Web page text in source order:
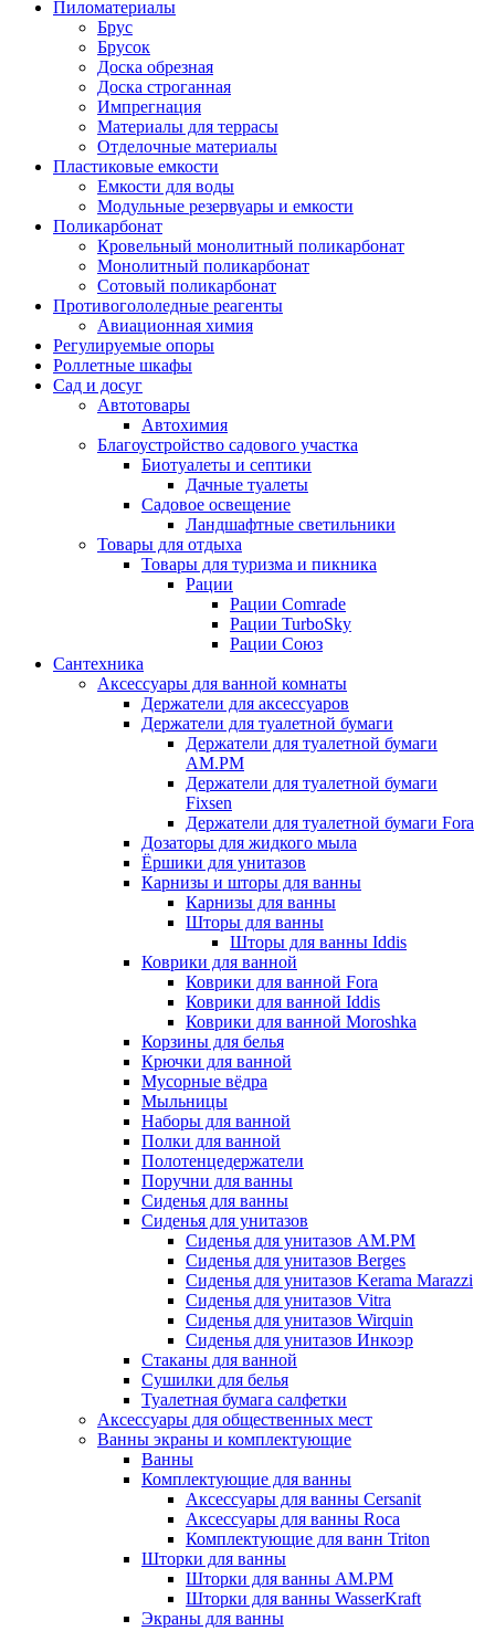
Пиломатериалы
Брус
Брусок
Доска обрезная
Доска строганная
Импрегнация
Материалы для террасы
Отделочные материалы
Пластиковые емкости
Емкости для воды
Модульные резервуары и емкости
Поликарбонат
Кровельный монолитный поликарбонат
Монолитный поликарбонат
Сотовый поликарбонат
Противогололедные реагенты
Авиационная химия
Регулируемые опоры
Роллетные шкафы
Сад и досуг
Автотовары
Автохимия
Благоустройство садового участка
Биотуалеты и септики
Дачные туалеты
Садовое освещение
Ландшафтные светильники
Товары для отдыха
Товары для туризма и пикника
Рации
Рации Comrade
Рации TurboSky
Рации Союз
Сантехника
Аксессуары для ванной комнаты
Держатели для аксессуаров
Держатели для туалетной бумаги
Держатели для туалетной бумаги
AM.PM
Держатели для туалетной бумаги
Fixsen
Держатели для туалетной бумаги Fora
Дозаторы для жидкого мыла
Ёршики для унитазов
Карнизы и шторы для ванны
Карнизы для ванны
Шторы для ванны
Шторы для ванны Iddis
Коврики для ванной
Коврики для ванной Fora
Коврики для ванной Iddis
Коврики для ванной Moroshka
Корзины для белья
Крючки для ванной
Мусорные вёдра
Мыльницы
Наборы для ванной
Полки для ванной
Полотенцедержатели
Поручни для ванны
Сиденья для ванны
Сиденья для унитазов
Сиденья для унитазов AM.PM
Сиденья для унитазов Berges
Сиденья для унитазов Kerama Marazzi
Сиденья для унитазов Vitra
Сиденья для унитазов Wirquin
Сиденья для унитазов Инкоэр
Стаканы для ванной
Сушилки для белья
Туалетная бумага салфетки
Аксессуары для общественных мест
Ванны экраны и комплектующие
Ванны
Комплектующие для ванны
Аксессуары для ванны Cersanit
Аксессуары для ванны Roca
Комплектующие для ванн Triton
Шторки для ванны
Шторки для ванны AM.PM
Шторки для ванны WasserKraft
Экраны для ванны